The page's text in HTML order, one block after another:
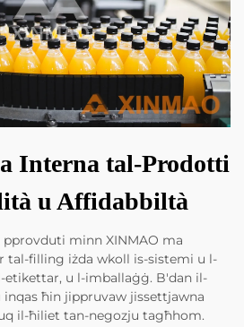
Interna tal-Prodotti
u Affidabbiltà
minn XINMAO ma
tal-filling iżda wkoll is-sistemi u l-
etikettar, u l-imballaġġ. B'dan il-
ħin jippruvaw jissettjawna
il-ħiliet tan-negozju tagħhom.